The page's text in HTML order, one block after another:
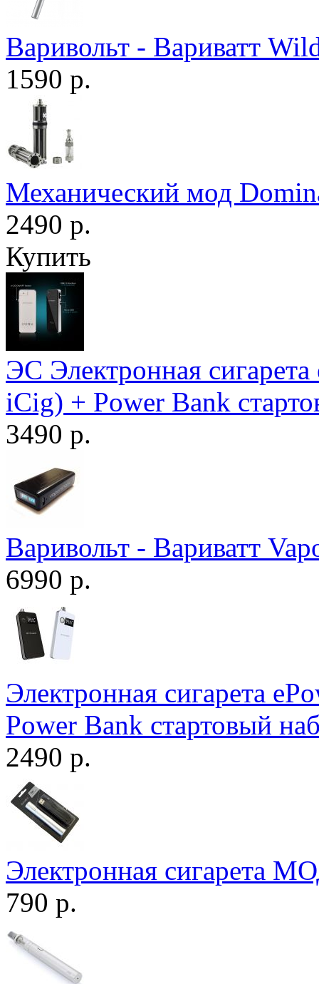
Варивольт - Вариватт
1590 р.
Механический мод
2490 р.
Купить
ЭС Электронная
iCig) + Power Bank
3490 р.
Варивольт - Вариватт
6990 р.
Электронная сигарета
Power Bank стартовый
2490 р.
Электронная сигарета
790 р.